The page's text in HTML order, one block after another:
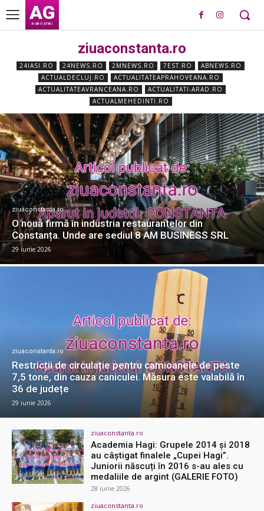
AG
ROBO ȘTIRI
ziuaconstanta.ro
24IASI.RO 24NEWS.RO 2MNEWS.RO 7EST.RO
ABNEWS.RO
ACTUALDECLUJ.RO
ACTUALITATEAPRAHOVEANA.RO
ACTUALITATEAVRANCEANA.RO
ACTUALITATI-ARAD.RO
ACTUALMEHEDINTI.RO
ziuaconstanta.ro
O nouă firmă în industria restaurantelor din
Constanța. Unde are sediul 8 AM BUSINESS SRL
29 iunie 2026
ziuaconstanta.ro
Restricții de circulație pentru camioanele de peste
7,5 tone, din cauza caniculei. Măsura este valabilă în
36 de județe
29 iunie 2026
ziuaconstanta.ro
Academia Hagi: Grupele 2014 și 2018
au câștigat finalele „Cupei Hagi”.
Juniorii născuți în 2016 s-au ales cu
medaliile de argint (GALERIE FOTO)
28 iunie 2026
ziuaconstanta.ro